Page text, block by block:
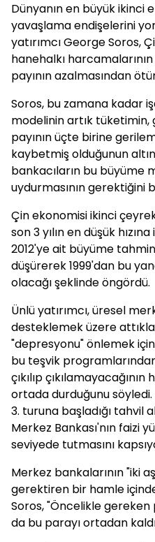
Dünyanın en büyük ikinci
yavaşlama endişelerini
yatırımcı George Soros,
hanehalkı
payının azalmasından
Soros, bu zamana kadar
modelinin artık tüketimin,
payının üçte birine
kaybetmiş olduğunun
bankacıların bu büyüme
uydurmasının gerektiğini
Çin ekonomisi ikinci
son 3 yılın en düşük
2012'ye ait büyüme
düşürerek 1999'dan bu
olacağı şeklinde öngördü.
Ünlü yatırımcı, üresel
desteklemek üzere
"depresyonu" önlemek
bu teşvik
çıkılıp
ortada durduğunu
3. turuna başladığı tahvil
Merkez Bankası'nın faizi
seviyede tutmasını
Merkez bankalarının "iki
gerektiren bir hamle
Soros, "Öncelikle gereken
da bu parayı ortadan